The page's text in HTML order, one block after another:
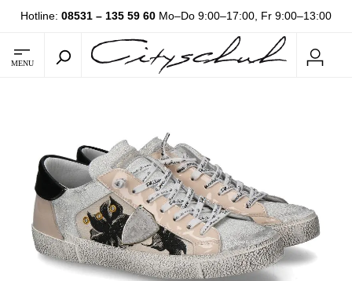
Hotline: 08531 – 135 59 60 Mo–Do 9:00–17:00, Fr 9:00–13:00
MENU